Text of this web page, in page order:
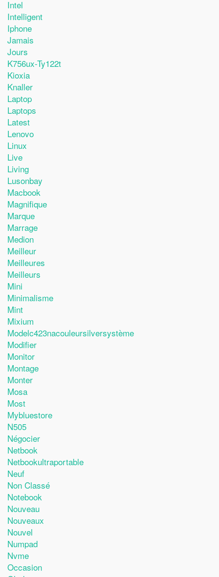
Intel
Intelligent
Iphone
Jamais
Jours
K756ux-Ty122t
Kioxia
Knaller
Laptop
Laptops
Latest
Lenovo
Linux
Live
Living
Lusonbay
Macbook
Magnifique
Marque
Marrage
Medion
Meilleur
Meilleures
Meilleurs
Mini
Minimalisme
Mint
Mixium
Modelc423nacouleursilversystème
Modifier
Monitor
Montage
Monter
Mosa
Most
Mybluestore
N505
Négocier
Netbook
Netbookultraportable
Neuf
Non Classé
Notebook
Nouveau
Nouveaux
Nouvel
Numpad
Nvme
Occasion